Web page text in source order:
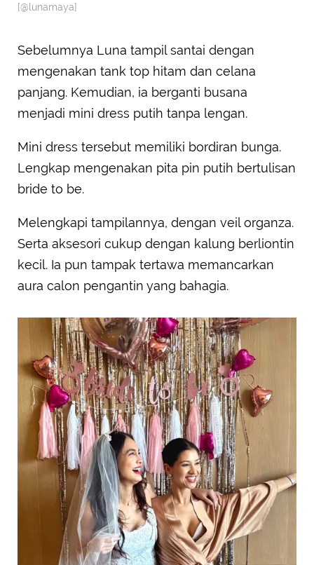
[@lunamaya]
Sebelumnya Luna tampil santai dengan
mengenakan tank top hitam dan celana
panjang. Kemudian, ia berganti busana
menjadi mini dress putih tanpa lengan.
Mini dress tersebut memiliki bordiran bunga.
Lengkap mengenakan pita pin putih bertulisan
bride to be.
Melengkapi tampilannya, dengan veil organza.
Serta aksesori cukup dengan kalung berliontin
kecil. Ia pun tampak tertawa memancarkan
aura calon pengantin yang bahagia.